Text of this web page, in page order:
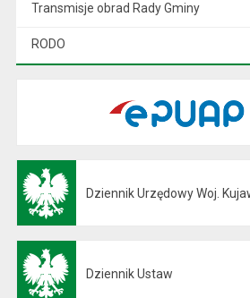
Transmisje obrad Rady Gminy
RODO
Dziennik Urzędowy Woj.
Dziennik Ustaw